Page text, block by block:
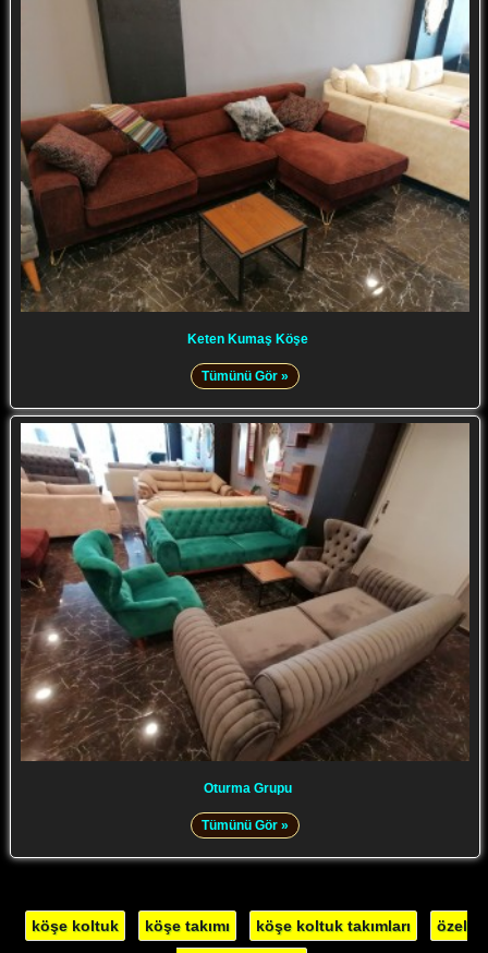
Keten Kumaş Köşe
Tümünü Gör »
Oturma Grupu
Tümünü Gör »
köşe koltuk köşe takımı köşe koltuk takımları özel